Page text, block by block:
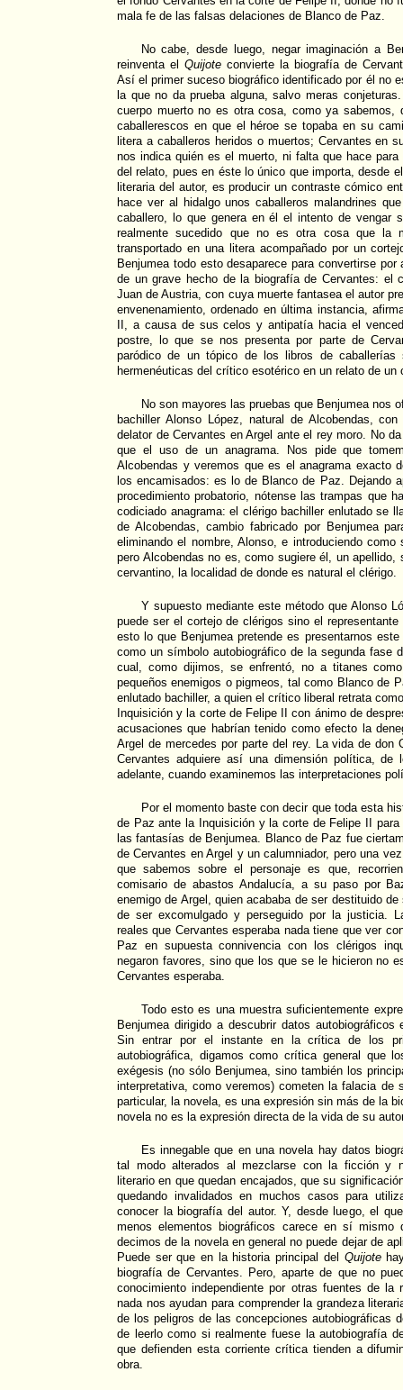
mala fe de las falsas delaciones de Blanco de Paz.
No cabe, desde luego, negar imaginación a
reinventa el Quijote convierte la biografía de
Así el primer suceso biográfico identificado por él no
la que no da prueba alguna, salvo meras
cuerpo muerto no es otra cosa, como ya sabemos,
caballerescos en que el héroe se topaba en su
litera a caballeros heridos o muertos; Cervantes en
nos indica quién es el muerto, ni falta que hace para
del relato, pues en éste lo único que importa, desde
literaria del autor, es producir un contraste cómico
hace ver al hidalgo unos caballeros malandrines
caballero, lo que genera en él el intento de vengar
realmente sucedido que no es otra cosa que la
transportado en una litera acompañado por un
Benjumea todo esto desaparece para convertirse
de un grave hecho de la biografía de Cervantes: el
Juan de Austria, con cuya muerte fantasea el autor
envenenamiento, ordenado en última instancia,
II, a causa de sus celos y antipatía hacia el
postre, lo que se nos presenta por parte de
paródico de un tópico de los libros de
hermenéuticas del crítico esotérico en un relato de
No son mayores las pruebas que Benjumea nos
bachiller Alonso López, natural de Alcobendas,
delator de Cervantes en Argel ante el rey moro. No
que el uso de un anagrama. Nos pide que
Alcobendas y veremos que es el anagrama exacto
los encamisados: es lo de Blanco de Paz. Dejando
procedimiento probatorio, nótense las trampas que
codiciado anagrama: el clérigo bachiller enlutado se
de Alcobendas, cambio fabricado por Benjumea
eliminando el nombre, Alonso, e introduciendo como
pero Alcobendas no es, como sugiere él, un
cervantino, la localidad de donde es natural el clérigo.
Y supuesto mediante este método que Alonso
puede ser el cortejo de clérigos sino el
esto lo que Benjumea pretende es presentarnos
como un símbolo autobiográfico de la segunda fase
cual, como dijimos, se enfrentó, no a titanes
pequeños enemigos o pigmeos, tal como Blanco de
enlutado bachiller, a quien el crítico liberal retrata
Inquisición y la corte de Felipe II con ánimo de
acusaciones que habrían tenido como efecto la
Argel de mercedes por parte del rey. La vida de don
Cervantes adquiere así una dimensión política, de
adelante, cuando examinemos las interpretaciones
Por el momento baste con decir que toda esta
de Paz ante la Inquisición y la corte de Felipe II
las fantasías de Benjumea. Blanco de Paz fue
de Cervantes en Argel y un calumniador, pero una
que sabemos sobre el personaje es que,
comisario de abastos Andalucía, a su paso por
enemigo de Argel, quien acababa de ser destituido
de ser excomulgado y perseguido por la justicia.
reales que Cervantes esperaba nada tiene que ver
Paz en supuesta connivencia con los clérigos
negaron favores, sino que los que se le hicieron no
Cervantes esperaba.
Todo esto es una muestra suficientemente
Benjumea dirigido a descubrir datos
Sin entrar por el instante en la crítica de los
autobiográfica, digamos como crítica general que
exégesis (no sólo Benjumea, sino también los
interpretativa, como veremos) cometen la falacia de
particular, la novela, es una expresión sin más de la
novela no es la expresión directa de la vida de su
Es innegable que en una novela hay datos
tal modo alterados al mezclarse con la ficción y
literario en que quedan encajados, que su
quedando invalidados en muchos casos para
conocer la biografía del autor. Y, desde luego, el
menos elementos biográficos carece en sí
decimos de la novela en general no puede dejar de
Puede ser que en la historia principal del Quijote
biografía de Cervantes. Pero, aparte de que no
conocimiento independiente por otras fuentes de la
nada nos ayudan para comprender la grandeza
de los peligros de las concepciones autobiográficas
de leerlo como si realmente fuese la autobiografía
que defienden esta corriente crítica tienden a
obra.